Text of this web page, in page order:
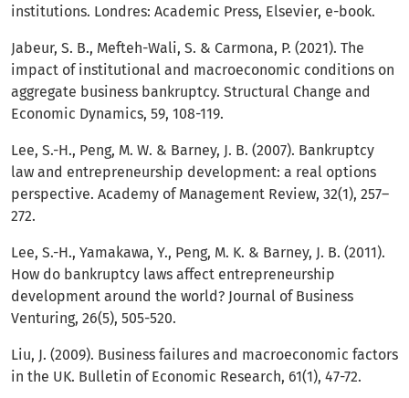
institutions. Londres: Academic Press, Elsevier, e-book.
Jabeur, S. B., Mefteh-Wali, S. & Carmona, P. (2021). The
impact of institutional and macroeconomic conditions on
aggregate business bankruptcy. Structural Change and
Economic Dynamics, 59, 108-119.
Lee, S.-H., Peng, M. W. & Barney, J. B. (2007). Bankruptcy
law and entrepreneurship development: a real options
perspective. Academy of Management Review, 32(1), 257–
272.
Lee, S.-H., Yamakawa, Y., Peng, M. K. & Barney, J. B. (2011).
How do bankruptcy laws affect entrepreneurship
development around the world? Journal of Business
Venturing, 26(5), 505-520.
Liu, J. (2009). Business failures and macroeconomic factors
in the UK. Bulletin of Economic Research, 61(1), 47-72.